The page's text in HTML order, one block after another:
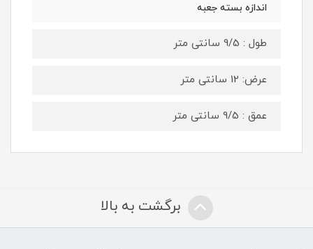
اندازه بسته جعبه
طول : 9/5 سانتی متر
عرض: 12 سانتی متر
عمق : 9/5 سانتی متر
برگشت به بالا